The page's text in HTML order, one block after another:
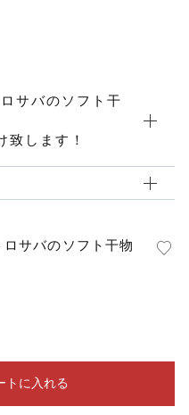
サバのソフト干
致します！
サバのソフト干物
トに入れる